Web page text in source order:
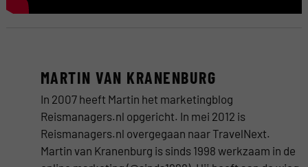
MARTIN VAN KRANENBURG
In 2007 heeft Martin het marketingblog
Reismanagers.nl opgericht. In mei 2012 is
Reismanagers.nl overgegaan naar TravelNext.
Martin van Kranenburg is sinds 1998 werkzaam in de